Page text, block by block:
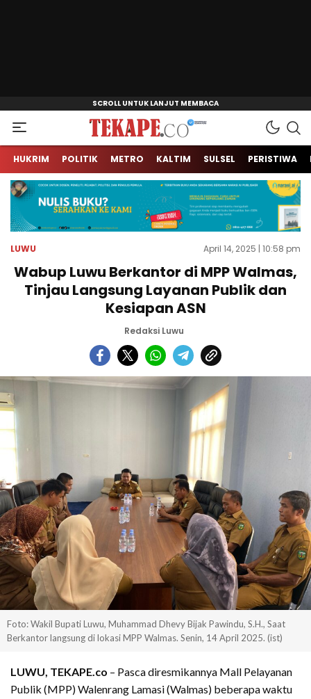
Tekape.co
Jendela Informasi Kita
HUKRIM POLITIK METRO KALTIM SULSEL PERISTIWA
LUWU April 14, 2025 | 10:58 pm
Wabup Luwu Berkantor di MPP Walmas,
Tinjau Langsung Layanan Publik dan
Kesiapan ASN
Redaksi Luwu
Foto: Wakil Bupati Luwu, Muhammad Dhevy Bijak Pawindu, S.H., Saat
Berkantor langsung di lokasi MPP Walmas. Senin, 14 April 2025. (ist)
LUWU, TEKAPE.co – Pasca diresmikannya Mall Pelayanan
Publik (MPP) Walenrang Lamasi (Walmas) beberapa waktu